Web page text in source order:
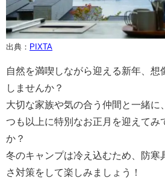
出典： PIXTA
自然を満喫しながら迎える新年、想
しませんか？
大切な家族や気の合う仲間と一緒に
つも以上に特別なお正月を迎えてみ
か？
冬のキャンプは冷え込むため、防寒
さ対策をして楽しみましょう！